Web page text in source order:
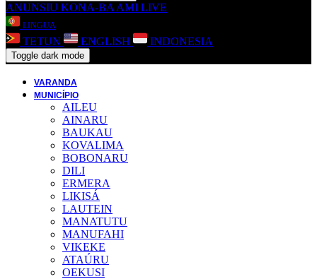
ANUNSIU KONA-BA AMI LIVE
LINGUA
TETUN ENGLISH INDONESIA
Toggle dark mode
VARANDA
MUNICÍPIO
AILEU
AINARU
BAUKAU
KOVALIMA
BOBONARU
DILI
ERMERA
LIKISÁ
LAUTEIN
MANATUTU
MANUFAHI
VIKEKE
ATAÚRU
OEKUSI